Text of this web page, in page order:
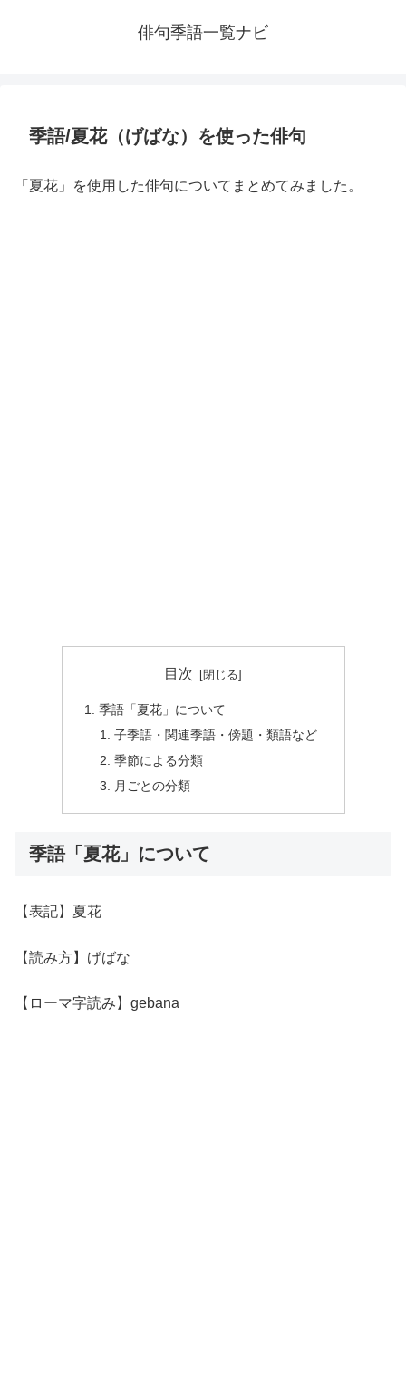
俳句季語一覧ナビ
季語/夏花（げばな）を使った俳句
「夏花」を使用した俳句についてまとめてみました。
目次
季語「夏花」について
子季語・関連季語・傍題・類語など
季節による分類
月ごとの分類
季語「夏花」について
【表記】夏花
【読み方】げばな
【ローマ字読み】gebana